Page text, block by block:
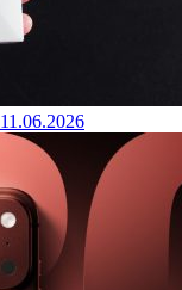
11.06.2026